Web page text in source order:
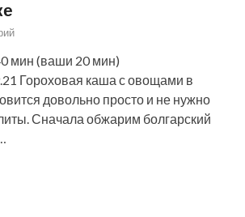
мин (ваши 20 мин)
Гороховая каша с овощами в
довольно просто и не нужно
Сначала обжарим болгарский